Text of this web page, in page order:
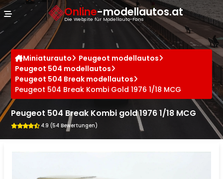
Online-modellautos.at
Die Website für Modellauto-Fans
Miniaturauto
Peugeot modellautos
Peugeot 504 modellautos
Peugeot 504 Break modellautos
Peugeot 504 Break Kombi Gold 1976 1/18 MCG
Peugeot 504 Break Kombi gold 1976 1/18 MCG
4.9 (54 Bewertungen)
Cookie-Einstellungen